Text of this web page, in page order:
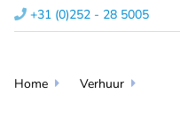
 +31 (0)252 - 28 5005​
Home  Verhuur 